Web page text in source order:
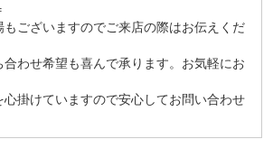
ございますのでご来店の際はお伝えくだ
わせ希望も喜んで承ります。お気軽にお
掛けていますので安心してお問い合わせ